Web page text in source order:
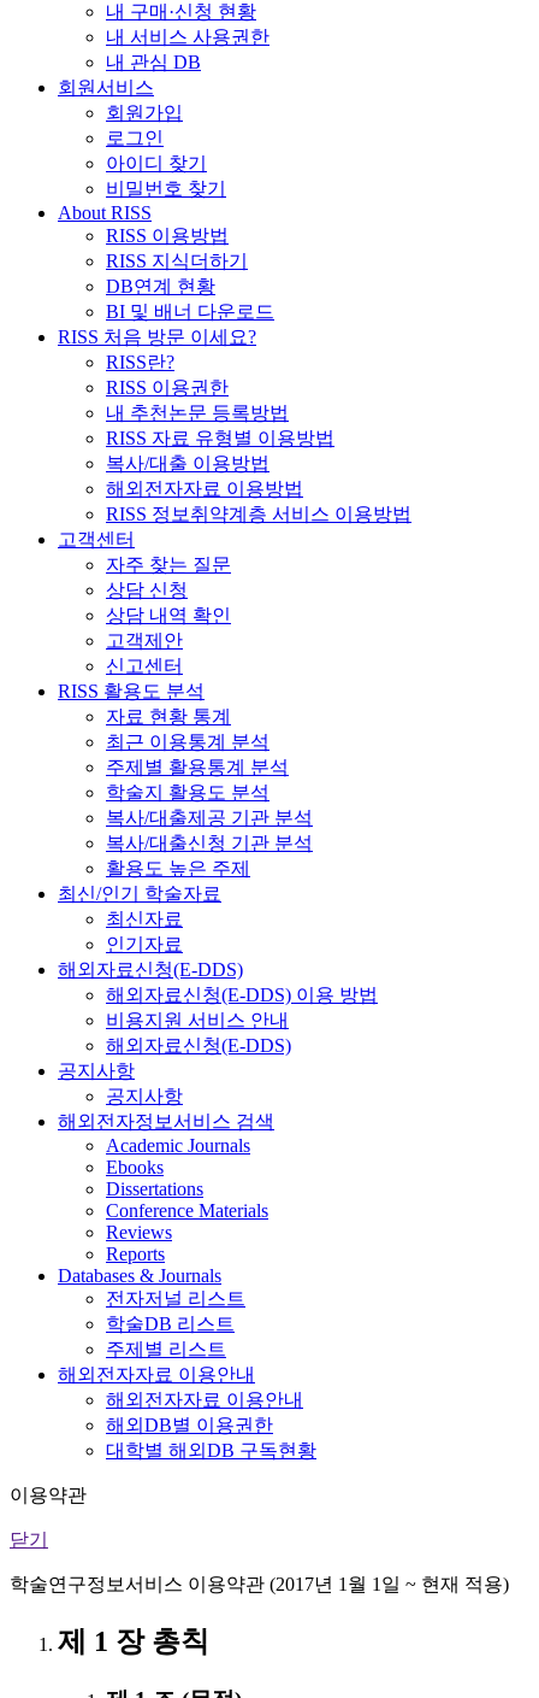
내 구매·신청 현황
내 서비스 사용권한
내 관심 DB
회원서비스
회원가입
로그인
아이디 찾기
비밀번호 찾기
About RISS
RISS 이용방법
RISS 지식더하기
DB연계 현황
BI 및 배너 다운로드
RISS 처음 방문 이세요?
RISS란?
RISS 이용권한
내 추천논문 등록방법
RISS 자료 유형별 이용방법
복사/대출 이용방법
해외전자자료 이용방법
RISS 정보취약계층 서비스 이용방법
고객센터
자주 찾는 질문
상담 신청
상담 내역 확인
고객제안
신고센터
RISS 활용도 분석
자료 현황 통계
최근 이용통계 분석
주제별 활용통계 분석
학술지 활용도 분석
복사/대출제공 기관 분석
복사/대출신청 기관 분석
활용도 높은 주제
최신/인기 학술자료
최신자료
인기자료
해외자료신청(E-DDS)
해외자료신청(E-DDS) 이용 방법
비용지원 서비스 안내
해외자료신청(E-DDS)
공지사항
공지사항
해외전자정보서비스 검색
Academic Journals
Ebooks
Dissertations
Conference Materials
Reviews
Reports
Databases & Journals
전자저널 리스트
학술DB 리스트
주제별 리스트
해외전자자료 이용안내
해외전자자료 이용안내
해외DB별 이용권한
대학별 해외DB 구독현황
이용약관
닫기
학술연구정보서비스 이용약관 (2017년 1월 1일 ~ 현재 적용)
제 1 장 총칙